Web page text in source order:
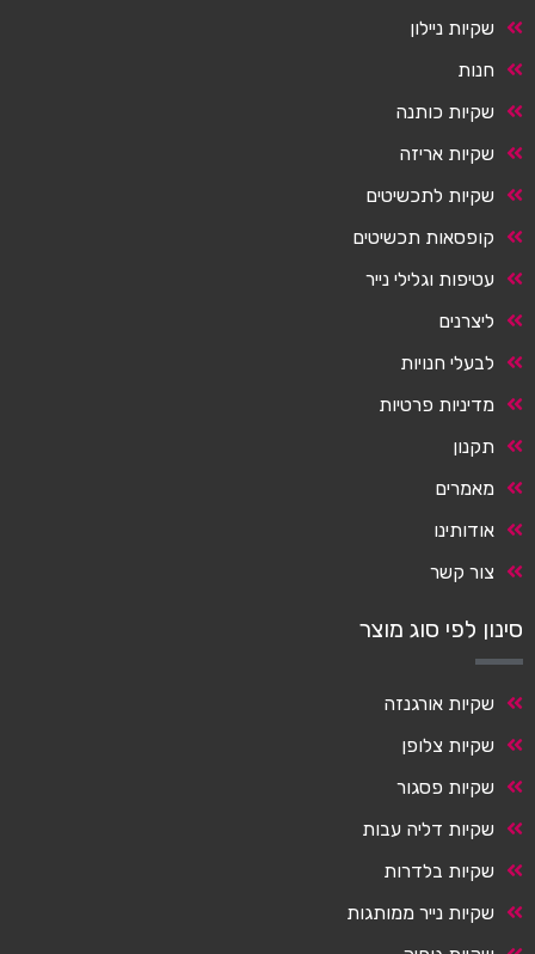
שקיות ניילון
חנות
שקיות כותנה
שקיות אריזה
שקיות לתכשיטים
קופסאות תכשיטים
עטיפות וגלילי נייר
ליצרנים
לבעלי חנויות
מדיניות פרטיות
תקנון
מאמרים
אודותינו
צור קשר
סינון לפי סוג מוצר
שקיות אורגנזה
שקיות צלופן
שקיות פסגור
שקיות דליה עבות
שקיות בלדרות
שקיות נייר ממותגות